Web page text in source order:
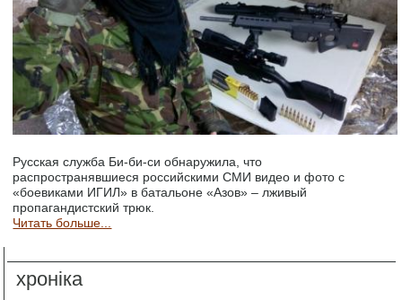
Русская служба Би-би-си обнаружила, что
распространявшиеся российскими СМИ видео и фото с
«боевиками ИГИЛ» в батальоне «Азов» – лживый
пропагандистский трюк.
Читать больше...
хроніка